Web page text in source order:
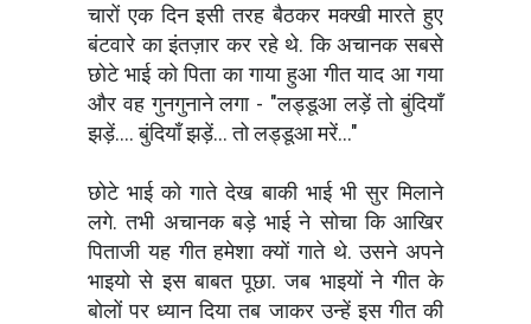
चारों एक दिन इसी तरह बैठकर मक्खी मारते हुए
बंटवारे का इंतज़ार कर रहे थे. कि अचानक सबसे
छोटे भाई को पिता का गाया हुआ गीत याद आ गया
और वह गुनगुनाने लगा - "लड्डूआ लड़ें तो बुंदियाँ
झड़ें.... बुंदियाँ झड़ें... तो लड्डूआ मरें..."
छोटे भाई को गाते देख बाकी भाई भी सुर मिलाने
लगे. तभी अचानक बड़े भाई ने सोचा कि आखिर
पिताजी यह गीत हमेशा क्यों गाते थे. उसने अपने
भाइयो से इस बाबत पूछा. जब भाइयों ने गीत के
बोलों पर ध्यान दिया तब जाकर उन्हें इस गीत की